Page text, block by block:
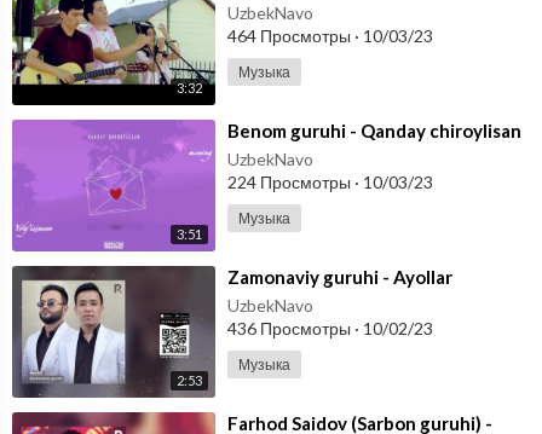
3:32
UzbekNavo
464 Просмотры · 10/03/23
Музыка
3:51
⁣Benom guruhi - Qanday chiroylisan
UzbekNavo
224 Просмотры · 10/03/23
Музыка
2:53
⁣Zamonaviy guruhi - Ayollar
UzbekNavo
436 Просмотры · 10/02/23
Музыка
⁣Farhod Saidov (Sarbon guruhi) -